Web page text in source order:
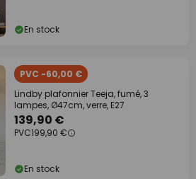
En stock
PVC -60,00 €
Lindby plafonnier Teeja, fumé, 3
lampes, Ø47cm, verre, E27
139,90 €
PVC199,90 €
En stock